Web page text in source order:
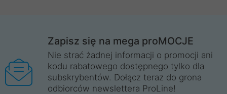
Zapisz się na mega proMOCJE
Nie strać żadnej informacji o promocji ani
kodu rabatowego dostępnego tylko dla
subskrybentów. Dołącz teraz do grona
odbiorców newslettera ProLine!